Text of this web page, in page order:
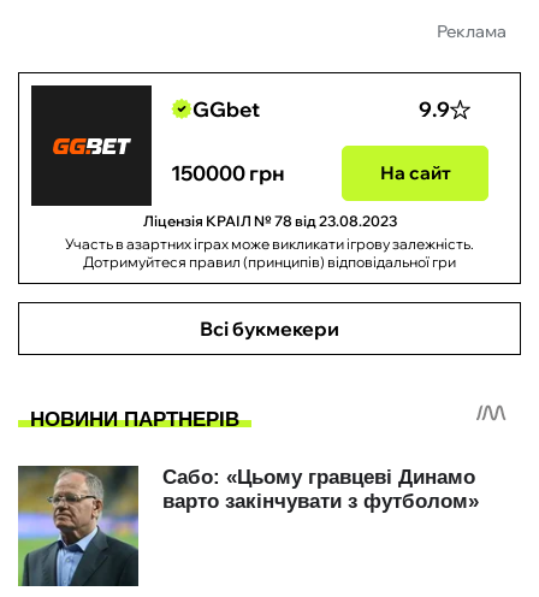
Реклама
GGbet 9.9
150000 грн На сайт
Ліцензія КРАІЛ № 78 від 23.08.2023
Участь в азартних іграх може викликати ігрову залежність.
Дотримуйтеся правил (принципів) відповідальної гри
Всі букмекери